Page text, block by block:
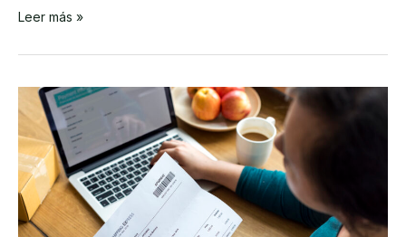
Guía
CFDI
4.0:
pasos
para
emitir
facturas
válidas
Leer más »